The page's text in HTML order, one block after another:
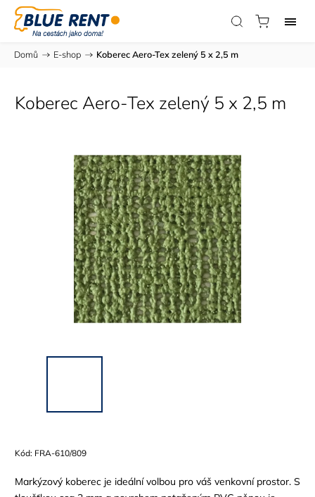
Domů / E-shop / Koberec Aero-Tex zelený 5 x 2,5 m
Koberec Aero-Tex zelený 5 x 2,5 m
Kód: FRA-610/809
Markýzový koberec je ideální volbou pro váš venkovní prostor. S